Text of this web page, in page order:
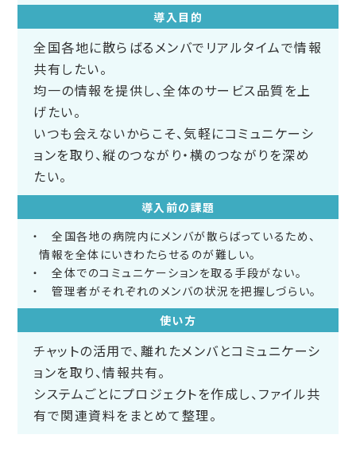
導入目的
全国各地に散らばるメンバでリアルタイムで情報
共有したい。
均一の情報を提供し、全体のサービス品質を上
げたい。
いつも会えないからこそ、気軽にコミュニケーシ
ョンを取り、縦のつながり・横のつながりを深め
たい。
導入前の課題
全国各地の病院内にメンバが散らばっているため、
情報を全体にいきわたらせるのが難しい。
全体でのコミュニケーションを取る手段がない。
管理者がそれぞれのメンバの状況を把握しづらい。
使い方
チャットの活用で、離れたメンバとコミュニケーシ
ョンを取り、情報共有。
システムごとにプロジェクトを作成し、ファイル共
有で関連資料をまとめて整理。